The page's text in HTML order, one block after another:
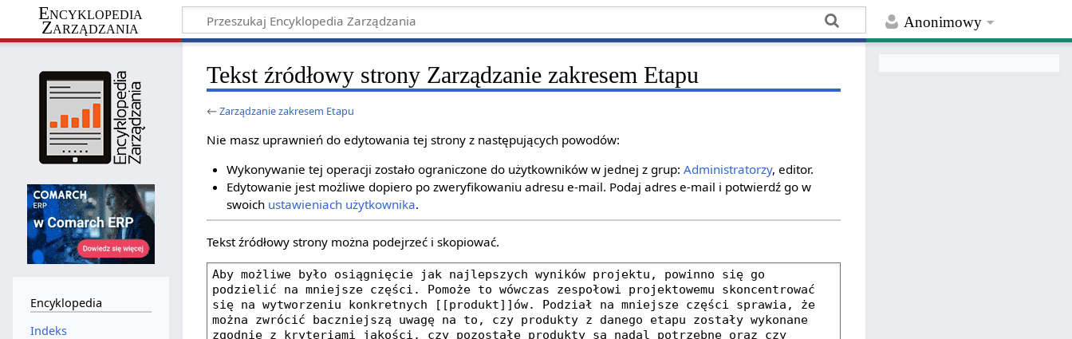
Anonimowy
Encyklopedia
Zarządzania
Tekst źródłowy strony Zarządzanie zakresem Etapu
←Zarządzanie zakresem Etapu
Nie masz uprawnień do edytowania tej strony z następujących powodów:
Wykonywanie tej operacji zostało ograniczone do użytkowników w jednej z grup: Administratorzy, editor.
Edytowanie jest możliwe dopiero po zweryfikowaniu adresu e‐mail. Podaj adres e‐mail i potwierdź go w
swoich ustawieniach użytkownika.
Tekst źródłowy strony można podejrzeć i skopiować.
Encyklopedia
Indeks